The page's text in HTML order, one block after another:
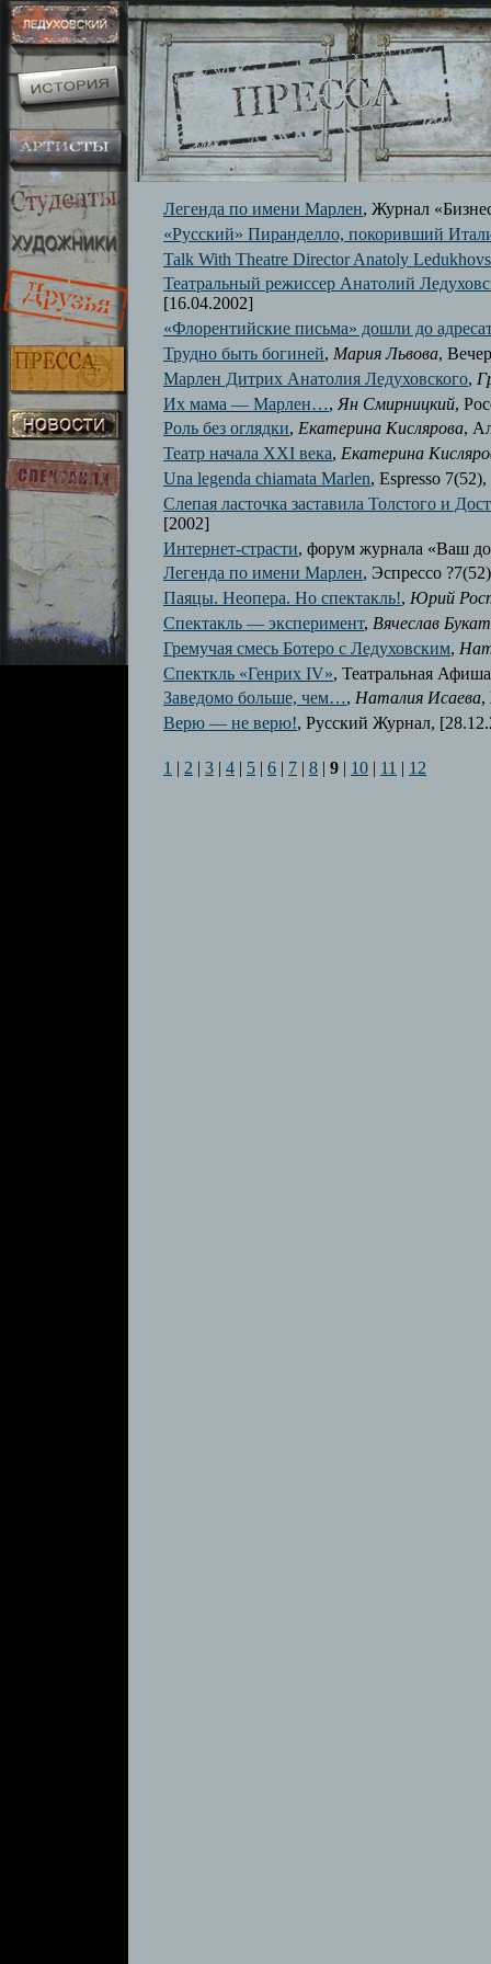
Легенда по имени Марлен, Журнал
«Русский» Пиранделло, покоривший
Talk With Theatre Director Anatoly
Театральный режиссер Анатолий
[16.04.2002]
«Флорентийские письма» дошли до
Трудно быть богиней, Мария Львова,
Марлен Дитрих Анатолия Ледуховского,
Их мама — Марлен…, Ян Смирницкий,
Роль без оглядки, Екатерина Кислярова,
Театр начала ХХI века, Екатерина
Una legenda chiamata Marlen, Espresso
Слепая ласточка заставила Толстого и
[2002]
Интернет-страсти, форум журнала «Ваш
Легенда по имени Марлен, Эспрессо
Паяцы. Неопера. Но спектакль!, Юрий
Спектакль — эксперимент, Bячеслав
Гремучая смесь Ботеро с Ледуховским,
Спекткль «Генрих IV», Театральная
Заведомо больше, чем…, Наталия Исаева,
Верю — не верю!, Русский Журнал,
1 | 2 | 3 | 4 | 5 | 6 | 7 | 8 | 9 | 10 | 11 | 12